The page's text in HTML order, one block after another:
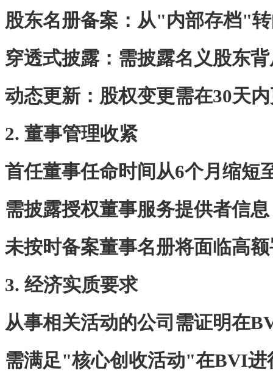
股东名册备案‌：从"内部存档"
穿透式披露‌：需披露名义股东
动态更新‌：股权变更需在30天
2. 董事管理收紧
首任董事任命时间从6个月缩短
需披露授权董事服务提供者信息
未按时备案董事名册将面临高
3. 经济实质要求
从事相关活动的公司需证明在
需满足"核心创收活动"在BVI进